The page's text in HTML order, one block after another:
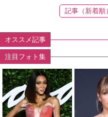
記事（新着順
オススメ記事
注目フォト集